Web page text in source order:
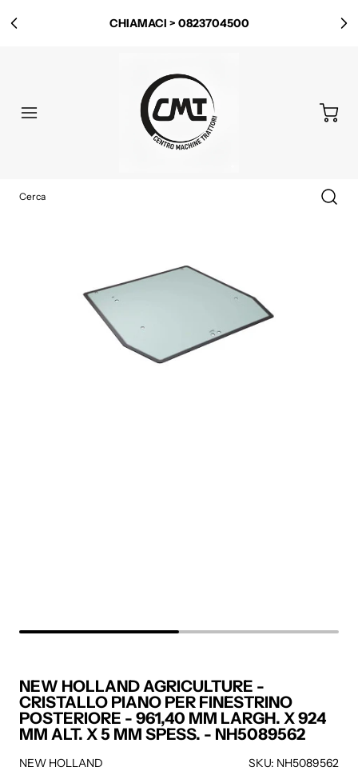
CHIAMACI > 0823704500
NEW HOLLAND AGRICULTURE -
CRISTALLO PIANO PER FINESTRINO
POSTERIORE - 961,40 MM LARGH. X 924
MM ALT. X 5 MM SPESS. - NH5089562
NEW HOLLAND
SKU: NH5089562